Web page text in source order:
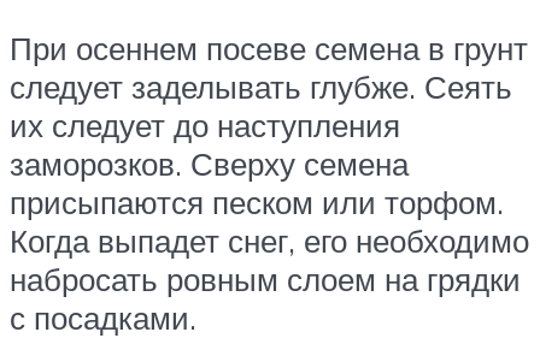
При осеннем посеве семена в грунт
следует заделывать глубже. Сеять
их следует до наступления
заморозков. Сверху семена
присыпаются песком или торфом.
Когда выпадет снег, его необходимо
набросать ровным слоем на грядки
с посадками.